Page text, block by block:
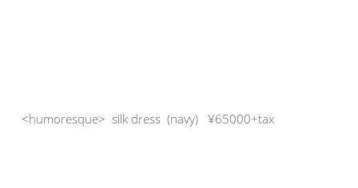
<humoresque> silk dress (navy) ¥65000+tax